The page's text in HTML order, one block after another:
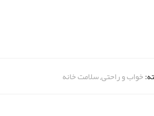
خواب و راحتی,سلامت خانه